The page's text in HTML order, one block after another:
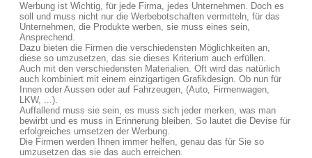
Werbung ist Wichtig, für jede Firma, jedes Unternehmen. Doch es
soll und muss nicht nur die Werbebotschaften vermitteln, für das
Unternehmen, die Produkte werben, sie muss eines sein,
Ansprechend.
Dazu bieten die Firmen die verschiedensten Möglichkeiten an,
diese so umzusetzen, das sie dieses Kriterium auch erfüllen.
Auch mit den verschiedensten Materialien. Oft wird das natürlich
auch kombiniert mit einem einzigartigen Grafikdesign. Ob nun für
Innen oder Aussen oder auf Fahrzeugen, (Auto, Firmenwagen,
LKW, ...).
Auffallend muss sie sein, es muss sich jeder merken, was man
bewirbt und es muss in Erinnerung bleiben. So lautet die Devise für
erfolgreiches umsetzen der Werbung.
Die Firmen werden Ihnen immer helfen, genau das für Sie so
umzusetzen das sie das auch erreichen.